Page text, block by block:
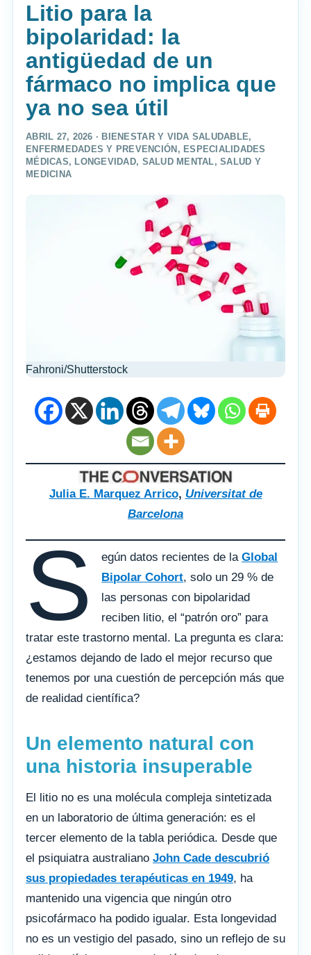
Litio para la
bipolaridad: la
antigüedad de un
fármaco no implica que
ya no sea útil
ABRIL 27, 2026 · BIENESTAR Y VIDA SALUDABLE,
ENFERMEDADES Y PREVENCIÓN , ESPECIALIDADES
MÉDICAS, LONGEVIDAD, SALUD MENTAL,SALUD Y
MEDICINA
Fahroni/Shutterstock
Julia E. Marquez Arrico, Universitat de
Barcelona
S egún datos recientes de laGlobal
Bipolar Cohort, solo un 29 % de
las personas con bipolaridad
reciben litio, el “patrón oro” para
tratar este trastorno mental. La pregunta es clara:
¿estamos dejando de lado el mejor recurso que
tenemos por una cuestión de percepción más que
de realidad científica?
Un elemento natural con
una historia insuperable
El litio no es una molécula compleja sintetizada
en un laboratorio de última generación: es el
tercer elemento de la tabla periódica. Desde que
el psiquiatra australiano John Cade descubrió
sus propiedades terapéuticas en 1949, ha
mantenido una vigencia que ningún otro
psicofármaco ha podido igualar. Esta longevidad
no es un vestigio del pasado, sino un reflejo de su